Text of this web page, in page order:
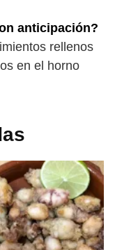
anticipación?
rellenos
en el horno